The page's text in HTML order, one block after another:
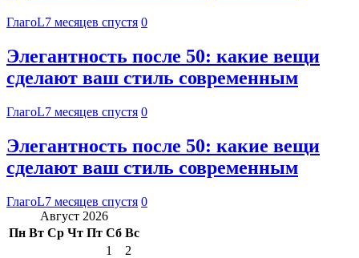
ГлагоL7 месяцев спустя 0
Элегантность после 50: какие вещи
сделают ваш стиль современным
ГлагоL7 месяцев спустя 0
Элегантность после 50: какие вещи
сделают ваш стиль современным
ГлагоL7 месяцев спустя 0
Август 2026
Пн Вт Ср Чт Пт Сб Вс
1
2